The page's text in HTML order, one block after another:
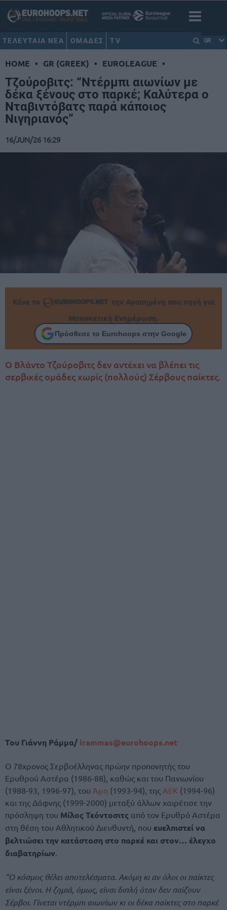
ΤΕΛΕΥΤΑΙΑ ΝΕΑ ΟΜΑΔΕΣ TV GR
HOME • GR (GREEK) • EUROLEAGUE •
Τζούροβιτς: “Ντέρμπι αιωνίων με
δέκα ξένους στο παρκέ; Καλύτερα ο
Νταβιντόβατς παρά κάποιος
Νιγηριανός”
16/JUN/26 16:29
Κάνε το
την Αγαπημένη σου πηγή για
Μπασκετική Ενημέρωση.
Πρόσθεσε το Eurohoops στην Google
Ο Βλάντο Τζούροβιτς δεν αντέχει να βλέπει τις
σερβικές ομάδες χωρίς (πολλούς) Σέρβους παίκτες.
Του Γιάννη Ράμμα/ irammas@eurohoops.net
Ο 78χρονος Σερβοέλληνας πρώην προπονητής του
Ερυθρού Αστέρα (1986-88), καθώς και του Πανιωνίου
(1988-93, 1996-97), του Άρη (1993-94), της ΑΕΚ (1994-96)
και της Δάφνης (1999-2000) μεταξύ άλλων χαιρέτισε την
πρόσληψη του Μίλος Τεόντοσιτς από τον Ερυθρό Αστέρα
στη θέση του Αθλητικού Διευθυντή, που ευελπιστεί να
βελτιώσει την κατάσταση στο παρκέ και στον… έλεγχο
διαβατηρίων.
“Ο κόσμος θέλει αποτελέσματα. Ακόμη κι αν όλοι οι παίκτες
είναι ξένοι. Η ζημιά, όμως, είναι διπλή όταν δεν παίζουν
Σέρβοι. Γίνεται ντέρμπι αιωνίων κι οι δέκα παίκτες στο παρκέ